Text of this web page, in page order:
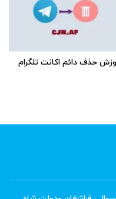
حذف دائم اکانت تلگرام